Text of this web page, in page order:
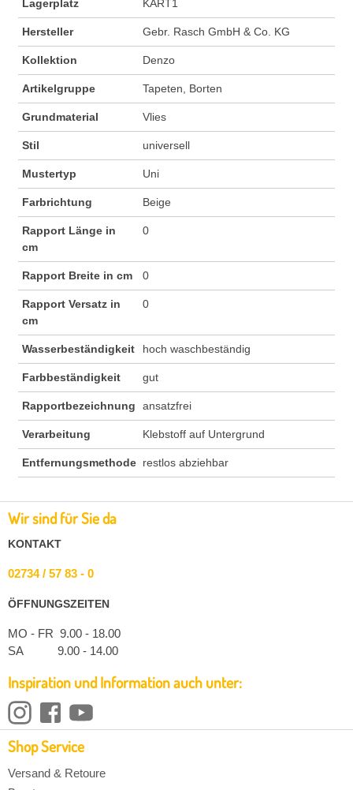
Lagerplatz KART1
Hersteller Gebr. Rasch GmbH & Co. KG
Kollektion Denzo
Artikelgruppe Tapeten, Borten
Grundmaterial Vlies
Stil universell
Mustertyp Uni
Farbrichtung Beige
Rapport Länge in
cm
0
Rapport Breite in cm 0
Rapport Versatz in
cm
0
Wasserbeständigkeit hoch waschbeständig
Farbbeständigkeit gut
Rapportbezeichnung ansatzfrei
Verarbeitung Klebstoff auf Untergrund
Entfernungsmethode restlos abziehbar
Wir sind für Sie da
KONTAKT
02734 / 57 83 - 0
ÖFFNUNGSZEITEN
MO - FR 9.00 - 18.00
SA 9.00 - 14.00
Inspiration und Information auch unter:
Shop Service
Versand & Retoure